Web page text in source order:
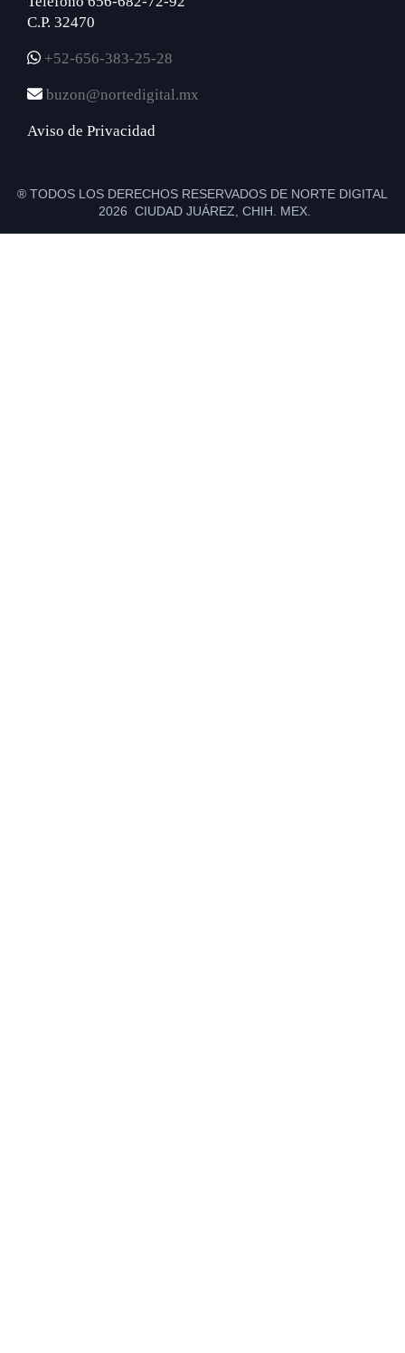
C.P. 32470
+52-656-383-25-28
buzon@nortedigital.mx
Aviso de Privacidad
® TODOS LOS DERECHOS RESERVADOS DE NORTE DIGITAL
2026 CIUDAD JUÁREZ, CHIH. MEX.